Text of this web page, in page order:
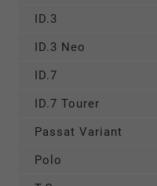
ID.3
ID.3 Neo
ID.7
ID.7 Tourer
Passat Variant
Polo